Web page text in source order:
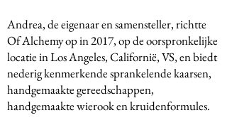
Andrea, de eigenaar en samensteller, richtte
Of Alchemy op in 2017, op de oorspronkelijke
locatie in Los Angeles, Californië, VS, en biedt
nederig kenmerkende sprankelende kaarsen,
handgemaakte gereedschappen,
handgemaakte wierook en kruidenformules.